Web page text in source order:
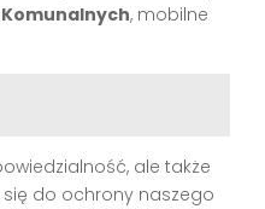
, mobilne
ale także
do ochrony naszego